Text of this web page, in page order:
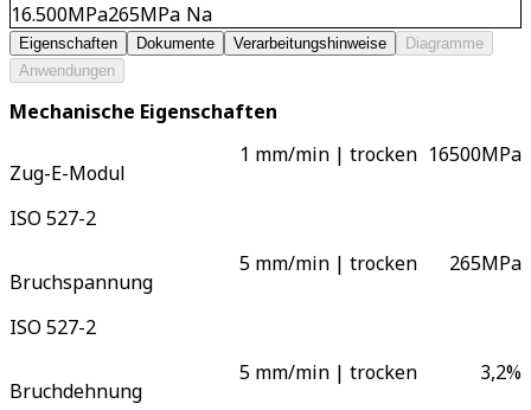
16.500MPa265MPa Na
Eigenschaften Dokumente Verarbeitungshinweise
Diagramme
Anwendungen
Mechanische Eigenschaften
Zug-E-Modul
ISO 527-2
1 mm/min | trocken 16500MPa
Bruchspannung
ISO 527-2
5 mm/min | trocken 265MPa
Bruchdehnung
5 mm/min | trocken 3,2%